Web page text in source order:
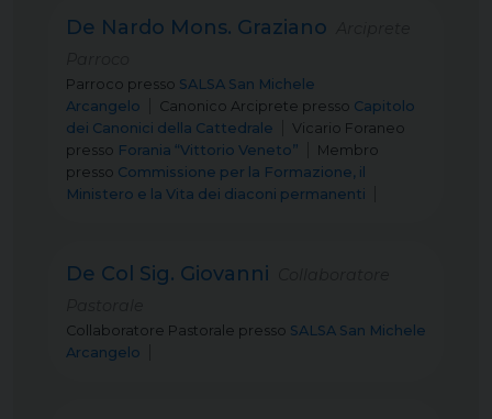
De Nardo Mons. Graziano
Parroco presso SALSA San Michele
Arcangelo
Canonico Arciprete presso Capitolo
dei Canonici della Cattedrale
Vicario Foraneo
presso Forania “Vittorio Veneto”
Membro
presso Commissione per la Formazione, il
Ministero e la Vita dei diaconi permanenti
De Col Sig. Giovanni
Collaboratore Pastorale presso SALSA San Michele
Arcangelo